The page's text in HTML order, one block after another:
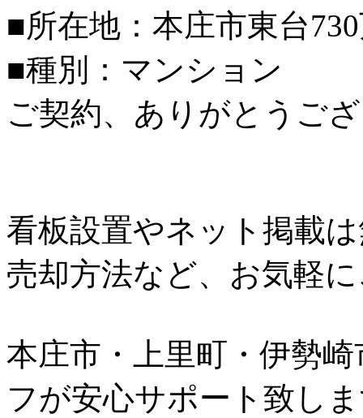
■所在地：本庄市東台
■種別：マンション
ご契約、ありがとうご
看板設置やネット掲載
売却方法など、お気軽
本庄市・上里町・伊勢
フが安心サポート致し